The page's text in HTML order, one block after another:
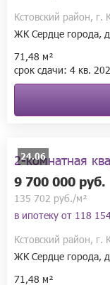
Кстовский район,
ЖК Сердце города,
71,48 м²
срок сдачи: 4 кв.
24.06
2-комнатная
9 700 000 руб.
135 702 руб./м²
в ипотеку от 118
Кстовский район,
ЖК Сердце города,
71,48 м²